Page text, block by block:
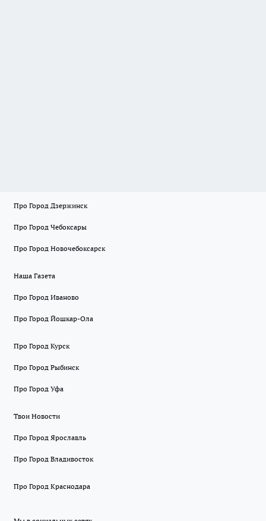
Про Город Дзержинск
Про Город Чебоксары
Про Город Новочебоксарск
Наша Газета
Про Город Иваново
Про Город Йошкар-Ола
Про Город Курск
Про Город Рыбинск
Про Город Уфа
Твои Новости
Про Город Ярославль
Про Город Владивосток
Про Город Краснодара